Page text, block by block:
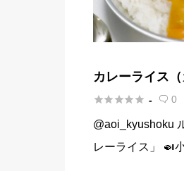
カレーライス（
 -  0
@aoi_kyushoku
レーライス」 🍛